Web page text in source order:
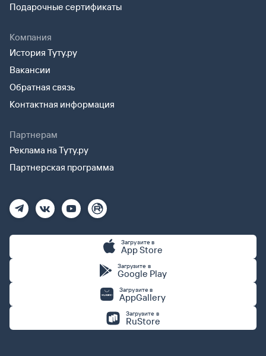
Подарочные сертификаты
Компания
История Туту.ру
Вакансии
Обратная связь
Контактная информация
Партнерам
Реклама на Туту.ру
Партнерская программа
Загрузите в
App Store
Загрузите в
Google Play
Загрузите в
AppGallery
Загрузите в
RuStore